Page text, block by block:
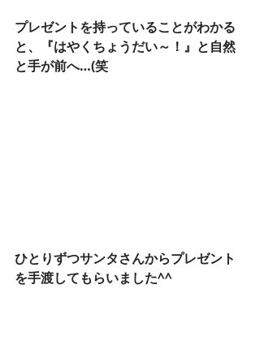
プレゼントを持っていることがわかる
と、『はやくちょうだい～！』と自然
と手が前へ…(笑
ひとりずつサンタさんからプレゼント
を手渡してもらいました^^